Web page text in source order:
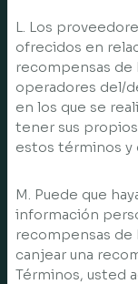
L. Los
ofrecidos en
recompensas de
operadores del/
en los que se
tener sus
estos términos
M. Puede que
información
recompensas de
canjear una
Términos, usted